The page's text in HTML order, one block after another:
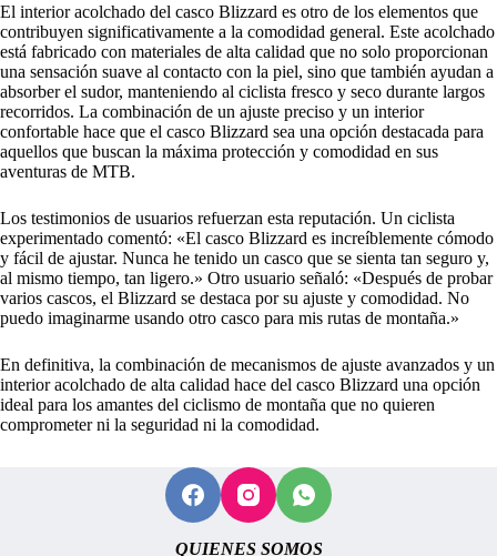
El interior acolchado del casco Blizzard es otro de los elementos que
contribuyen significativamente a la comodidad general. Este acolchado
está fabricado con materiales de alta calidad que no solo proporcionan
una sensación suave al contacto con la piel, sino que también ayudan a
absorber el sudor, manteniendo al ciclista fresco y seco durante largos
recorridos. La combinación de un ajuste preciso y un interior
confortable hace que el casco Blizzard sea una opción destacada para
aquellos que buscan la máxima protección y comodidad en sus
aventuras de MTB.
Los testimonios de usuarios refuerzan esta reputación. Un ciclista
experimentado comentó: «El casco Blizzard es increíblemente cómodo
y fácil de ajustar. Nunca he tenido un casco que se sienta tan seguro y,
al mismo tiempo, tan ligero.» Otro usuario señaló: «Después de probar
varios cascos, el Blizzard se destaca por su ajuste y comodidad. No
puedo imaginarme usando otro casco para mis rutas de montaña.»
En definitiva, la combinación de mecanismos de ajuste avanzados y un
interior acolchado de alta calidad hace del casco Blizzard una opción
ideal para los amantes del ciclismo de montaña que no quieren
comprometer ni la seguridad ni la comodidad.
QUIENES SOMOS